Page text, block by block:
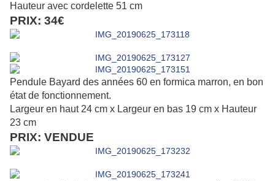
Hauteur avec cordelette 51 cm
PRIX: 34€
Pendule Bayard des années 60 en formica marron, en bon
état de fonctionnement.
Largeur en haut 24 cm x Largeur en bas 19 cm x Hauteur
23 cm
PRIX: VENDUE